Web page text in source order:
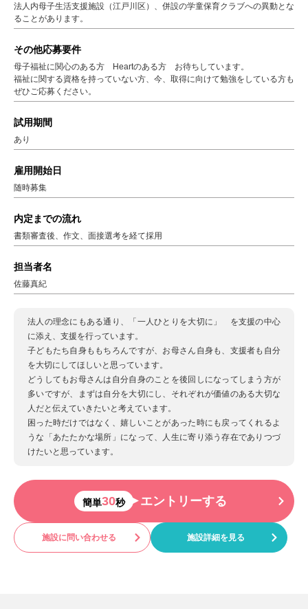
法人内母子生活支援施設（江戸川区）、併設の学童保育クラブへの異動とな
ることがあります。
その他応募要件
母子福祉に関心のある方 Heartのある方 お待ちしています。
福祉に関する資格を持っていない方、今、取得に向けて勉強をしている方も
ぜひご応募ください。
試用期間
あり
雇用開始日
随時募集
内定までの流れ
書類審査後、作文、面接選考を経て採用
担当者名
佐藤真紀
法人の理念にもある通り、「一人ひとりを大切に」 を支援の中心
に添え、支援を行っています。
子どもたち自身ももちろんですが、お母さん自身も、支援者も自分
を大切にしてほしいと思っています。
どうしてもお母さんは自分自身のことを後回しになってしまう方が
多いですが、まずは自分を大切にし、それぞれが価値のある大切な
人だと伝えていきたいと考えています。
困った時だけではなく、嬉しいことがあった時にも戻ってくれるよ
うな「あたたかな場所」になって、人生に寄り添う存在でありつづ
けたいと思っています。
簡単30秒 エントリーする
施設に問い合わせる 施設詳細を見る